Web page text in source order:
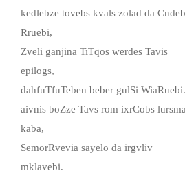
kedlebze tovebs kvals zolad da
Rruebi,
Zveli ganjina TiTqos werdes Tavis
epilogs,
dahfuTfuTeben beber gulSi WiaRuebi.
aivnis boZze Tavs rom ixrCobs
kaba,
SemorRvevia sayelo da irgvliv
mklavebi.